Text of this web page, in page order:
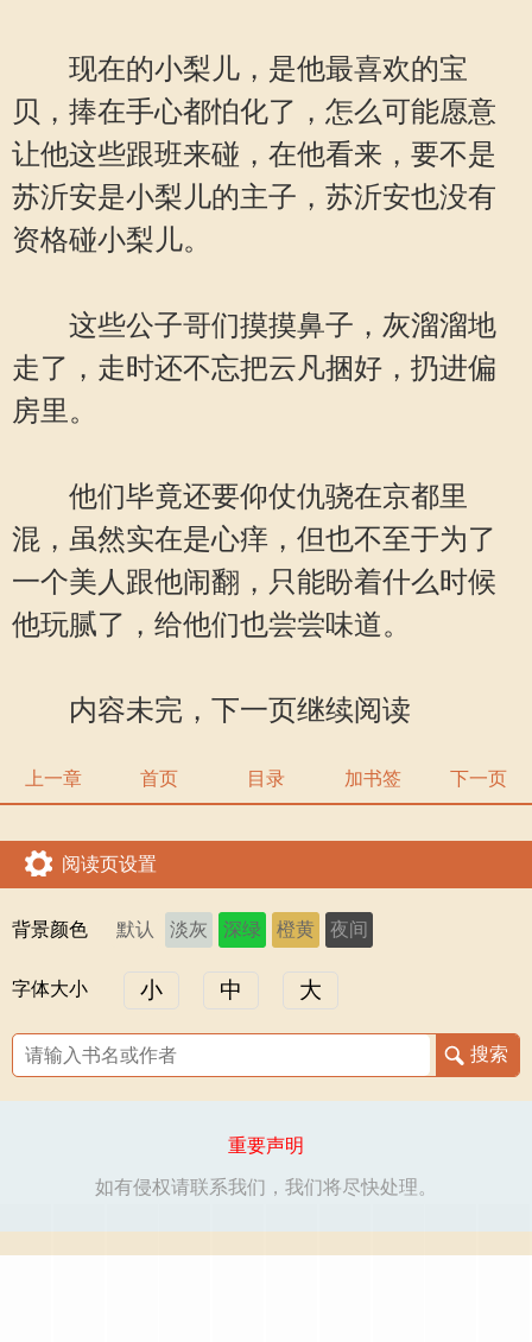
现在的小梨儿，是他最喜欢的宝
贝，捧在手心都怕化了，怎么可能愿意
让他这些跟班来碰，在他看来，要不是
苏沂安是小梨儿的主子，苏沂安也没有
资格碰小梨儿。
这些公子哥们摸摸鼻子，灰溜溜地
走了，走时还不忘把云凡捆好，扔进偏
房里。
他们毕竟还要仰仗仇骁在京都里
混，虽然实在是心痒，但也不至于为了
一个美人跟他闹翻，只能盼着什么时候
他玩腻了，给他们也尝尝味道。
内容未完，下一页继续阅读
上一章 首页 目录 加书签 下一页
阅读页设置
背景颜色 默认 淡灰 深绿 橙黄 夜间
字体大小 小 中 大
重要声明
如有侵权请联系我们，我们将尽快处理。